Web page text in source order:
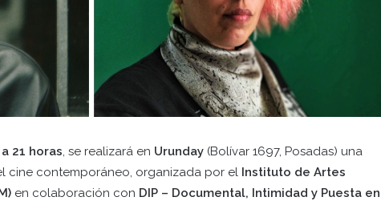
21 horas, se realizará en Urunday (Bolívar 1697, Posadas) una
cine contemporáneo, organizada por el Instituto de Artes
en colaboración con DIP – Documental, Intimidad y Puesta en